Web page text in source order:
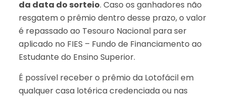
da data do sorteio. Caso os ganhadores não
resgatem o prêmio dentro desse prazo, o valor
é repassado ao Tesouro Nacional para ser
aplicado no FIES – Fundo de Financiamento ao
Estudante do Ensino Superior.
É possível receber o prêmio da Lotofácil em
qualquer casa lotérica credenciada ou nas